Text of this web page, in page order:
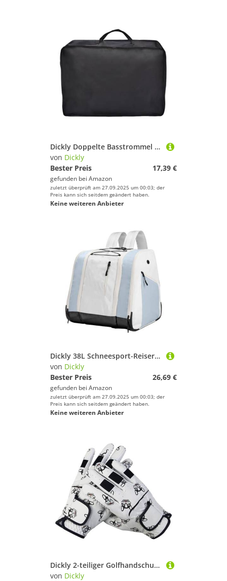
Dickly Doppelte Basstrommel Pedaltasche, Professioneller Tragbarer Aufbewahrungskoffer für Musiker
von Dickly
Bester Preis
17,39 €
gefunden bei Amazon
zuletzt überprüft am 27.09.2025 um 00:03; der
Preis kann sich seitdem geändert haben.
Keine weiteren Anbieter
Dickly 38L Schneesport-Reiserucksack 13x3x15 Zoll mit Mehreren Taschen zum Snowboarden, multifunktional, mit Abflussloch, Weiß
von Dickly
Bester Preis
26,69 €
gefunden bei Amazon
zuletzt überprüft am 27.09.2025 um 00:03; der
Preis kann sich seitdem geändert haben.
Keine weiteren Anbieter
Dickly 2-teiliger Golfhandschuh für, Zubehör für die Linke/rechte Hand, bequem, vielseitig einsetzbar, atmungsaktiv, Hundemuster, L
von Dickly